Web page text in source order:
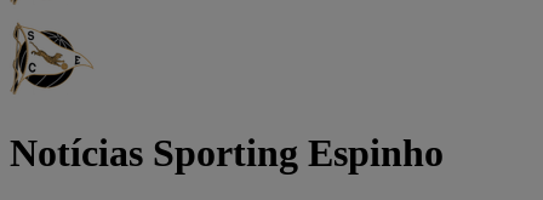
Notícias Sporting Espinho